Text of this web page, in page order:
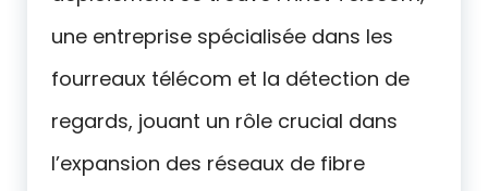
une entreprise spécialisée dans les
fourreaux télécom et la détection de
regards, jouant un rôle crucial dans
l’expansion des réseaux de fibre